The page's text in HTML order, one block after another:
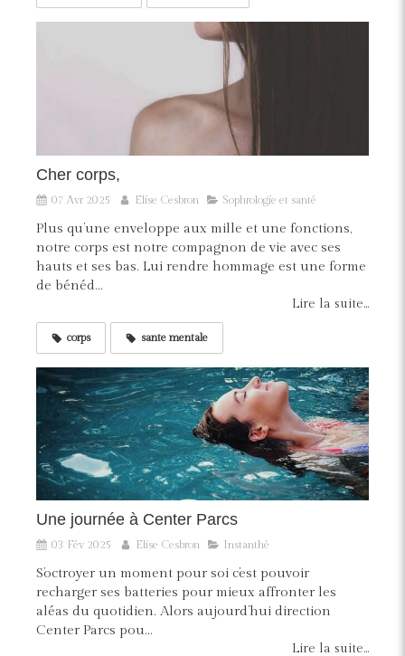
Cher corps,
07 Avr 2025 Elise Cesbron Sophrologie et santé
Plus qu’une enveloppe aux mille et une fonctions,
notre corps est notre compagnon de vie avec ses
hauts et ses bas. Lui rendre hommage est une forme
de bénéd...
Lire la suite...
corps sante mentale
Une journée à Center Parcs
03 Fév 2025 Elise Cesbron Instanthé
S’octroyer un moment pour soi c’est pouvoir
recharger ses batteries pour mieux affronter les
aléas du quotidien. Alors aujourd’hui direction
Center Parcs pou...
Lire la suite...